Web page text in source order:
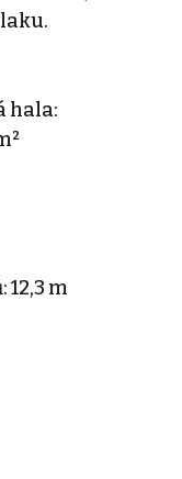
hala:
m